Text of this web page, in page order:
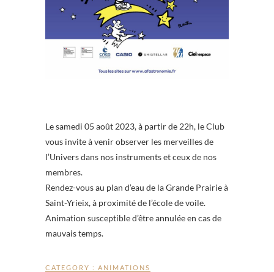
Le samedi 05 août 2023, à partir de 22h, le Club
vous invite à venir observer les merveilles de
l’Univers dans nos instruments et ceux de nos
membres.
Rendez-vous au plan d’eau de la Grande Prairie à
Saint-Yrieix, à proximité de l’école de voile.
Animation susceptible d’être annulée en cas de
mauvais temps.
CATEGORY : ANIMATIONS